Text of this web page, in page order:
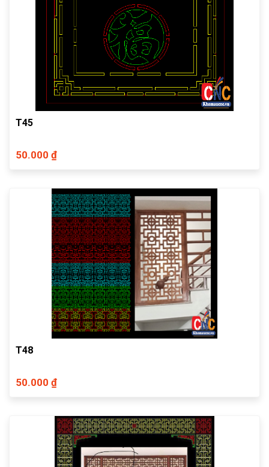
T45
50.000 ₫
T48
50.000 ₫